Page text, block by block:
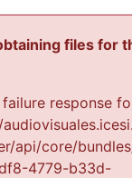
Archivo del Patrimonio Fotográfico y Fílmico del Valle del Cauca
Visible
FCCV - Composición - Patrimonial
files for
response
api/core/
4779-b33d-